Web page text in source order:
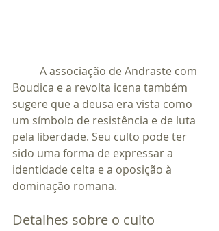
Boudica e a revolta icena também
sugere que a deusa era vista como
um símbolo de resistência e de luta
pela liberdade. Seu culto pode ter
sido uma forma de expressar a
identidade celta e a oposição à
dominação romana.
Detalhes sobre o culto